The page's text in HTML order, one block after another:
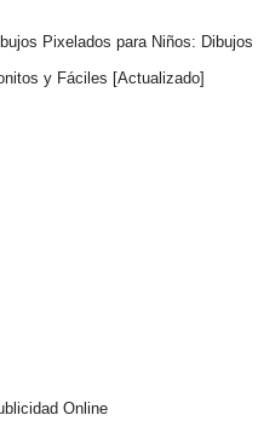
Pixelados para Niños: Dibujos
y Fáciles [Actualizado]
Online